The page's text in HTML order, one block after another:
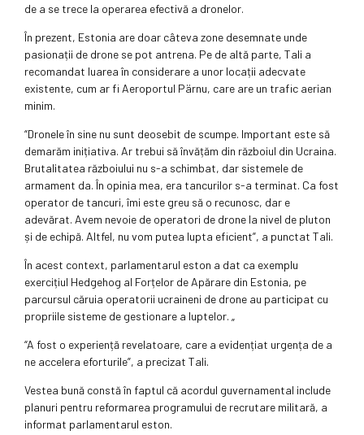
de a se trece la operarea efectivă a dronelor.
În prezent, Estonia are doar câteva zone desemnate unde
pasionații de drone se pot antrena. Pe de altă parte, Tali a
recomandat luarea în considerare a unor locații adecvate
existente, cum ar fi Aeroportul Pärnu, care are un trafic aerian
minim.
“Dronele în sine nu sunt deosebit de scumpe. Important este să
demarăm inițiativa. Ar trebui să învățăm din războiul din Ucraina.
Brutalitatea războiului nu s-a schimbat, dar sistemele de
armament da. În opinia mea, era tancurilor s-a terminat. Ca fost
operator de tancuri, îmi este greu să o recunosc, dar e
adevărat. Avem nevoie de operatori de drone la nivel de pluton
și de echipă. Altfel, nu vom putea lupta eficient”, a punctat Tali.
În acest context, parlamentarul eston a dat ca exemplu
exercițiul Hedgehog al Forțelor de Apărare din Estonia, pe
parcursul căruia operatorii ucraineni de drone au participat cu
propriile sisteme de gestionare a luptelor. „
“A fost o experiență revelatoare, care a evidențiat urgența de a
ne accelera eforturile”, a precizat Tali.
Vestea bună constă în faptul că acordul guvernamental include
planuri pentru reformarea programului de recrutare militară, a
informat parlamentarul eston.